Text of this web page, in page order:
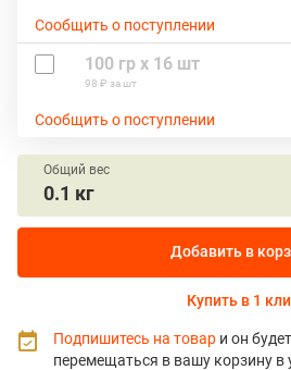
Сообщить о поступлении
100 гр х 16 шт
98 ₽ за шт
Сообщить о поступлении
Общий вес
0.1 кг
Добавить в
Купить в 1
Подпишитесь на товар и он
перемещаться в вашу корзину в